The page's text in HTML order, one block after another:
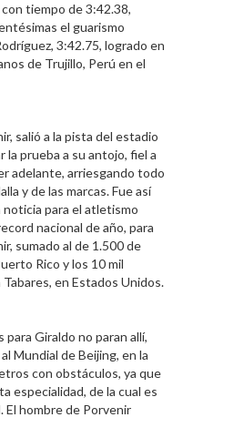
tiempo de 3:42.38,
el guarismo
3:42.75, logrado en
de Trujillo, Perú en el
salió a la pista del estadio
la prueba a su antojo, fiel a
adelante, arriesgando todo
y de las marcas. Fue así
para el atletismo
nacional de año, para
sumado al de 1.500 de
Rico y los 10 mil
en Estados Unidos.
para Giraldo no paran allí,
Mundial de Beijing, en la
con obstáculos, ya que
especialidad, de la cual es
El hombre de Porvenir